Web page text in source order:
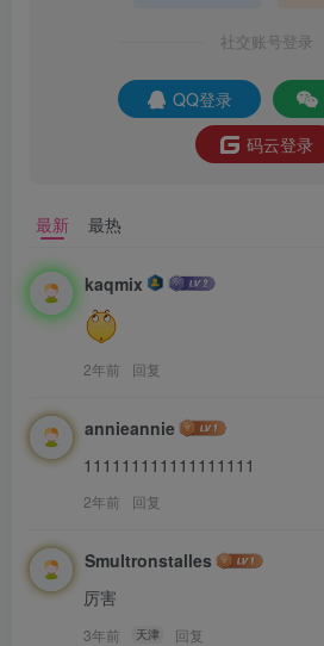
社交账号登录
QQ登录
码云登录
最新 最热
kaqmix
2年前 回复
annieannie
111111111111111111
2年前 回复
Smultronstalles
厉害
3年前 天津 回复